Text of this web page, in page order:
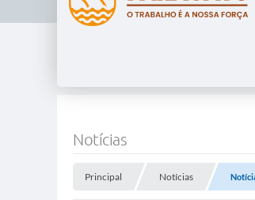
Notícias
Principal Notícias